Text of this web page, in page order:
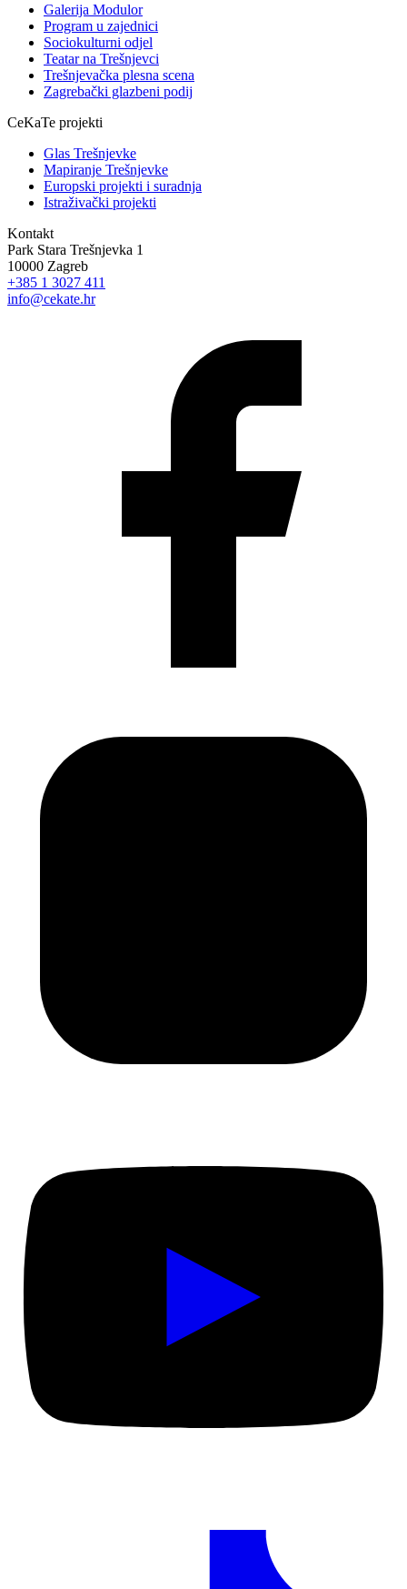
Galerija Modulor
Program u zajednici
Sociokulturni odjel
Teatar na Trešnjevci
Trešnjevačka plesna scena
Zagrebački glazbeni podij
CeKaTe projekti
Glas Trešnjevke
Mapiranje Trešnjevke
Europski projekti i suradnja
Istraživački projekti
Kontakt
Park Stara Trešnjevka 1
10000 Zagreb
+385 1 3027 411
info@cekate.hr